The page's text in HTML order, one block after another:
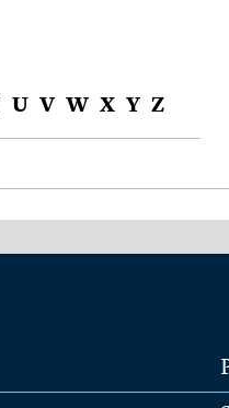
U V W X Y Z